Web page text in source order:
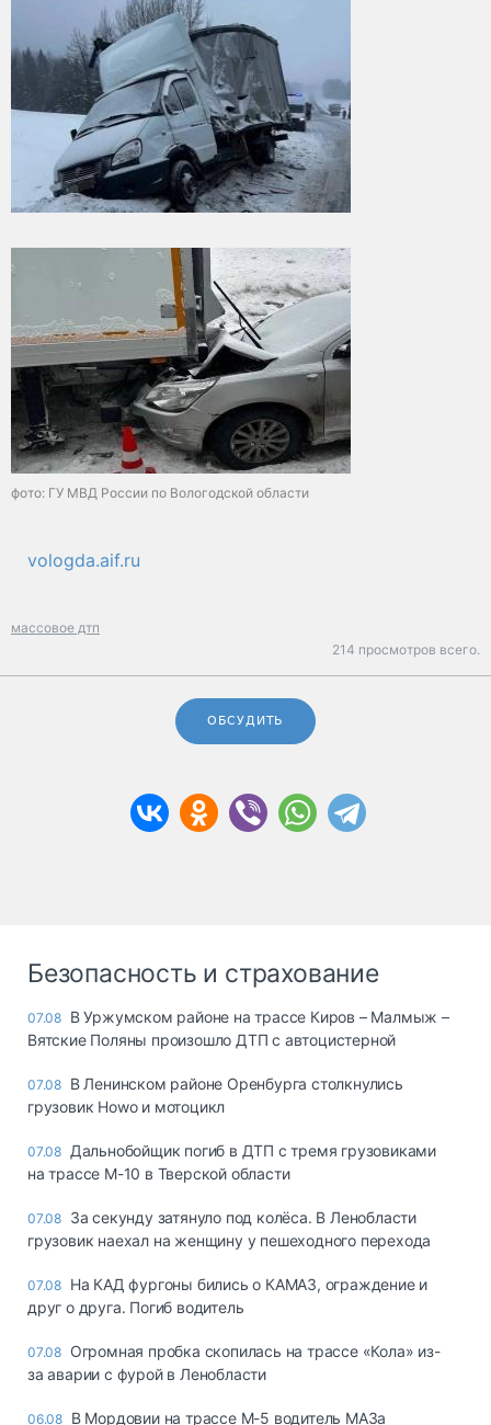
фото: ГУ МВД России по Вологодской области
vologda.aif.ru
массовое дтп
214 просмотров всего.
ОБСУДИТЬ
Безопасность и страхование
07.08 В Уржумском районе на трассе Киров – Малмыж –
Вятские Поляны произошло ДТП с автоцистерной
07.08 В Ленинском районе Оренбурга столкнулись
грузовик Howo и мотоцикл
07.08 Дальнобойщик погиб в ДТП с тремя грузовиками
на трассе М-10 в Тверской области
07.08 За секунду затянуло под колёса. В Ленобласти
грузовик наехал на женщину у пешеходного перехода
07.08 На КАД фургоны бились о КАМАЗ, ограждение и
друг о друга. Погиб водитель
07.08 Огромная пробка скопилась на трассе «Кола» из-
за аварии с фурой в Ленобласти
06.08 В Мордовии на трассе М-5 водитель МАЗа